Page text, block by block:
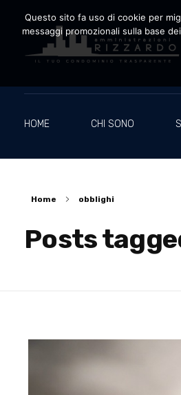
HOME CHI SONO
Home obblighi
Posts
Questo sito fa uso di cookie per
messaggi promozionali sulla base